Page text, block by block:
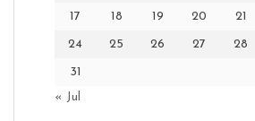
17 18 19 20 21
24 25 26 27 28
31
« Jul